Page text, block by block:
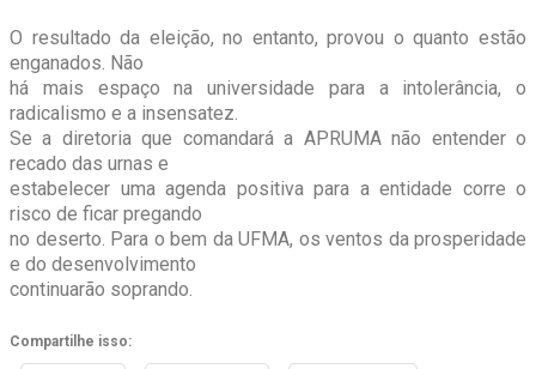
O resultado da eleição, no entanto, provou o quanto estão
enganados. Não
há mais espaço na universidade para a intolerância, o
radicalismo e a insensatez.
Se a diretoria que comandará a APRUMA não entender o
recado das urnas e
estabelecer uma agenda positiva para a entidade corre o
risco de ficar pregando
no deserto. Para o bem da UFMA, os ventos da prosperidade
e do desenvolvimento
continuarão soprando.
Compartilhe isso: